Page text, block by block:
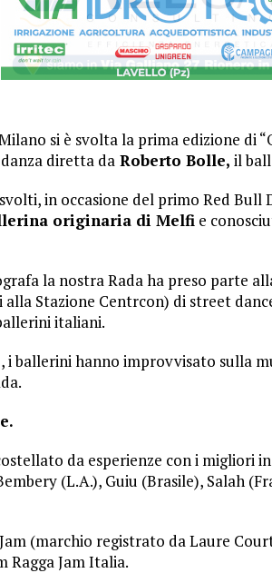
si è svolta la prima edizione di
diretta da Roberto Bolle, il
in occasione del primo Red Bull
originaria di Melfi e
la nostra Rada ha preso parte
alla Stazione Centrcon) di street
italiani.
i ballerini hanno improvvisato sulla
da esperienze con i migliori
(L.A.), Guiu (Brasile), Salah
(marchio registrato da Laure
Ragga Jam Italia.